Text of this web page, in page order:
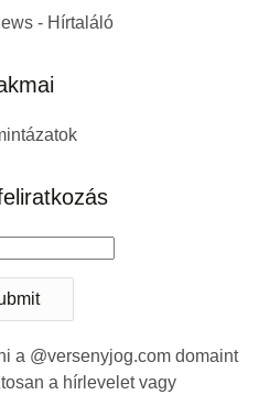
- Hírtaláló
a @versenyjog.com domaint
a hírlevelet vagy